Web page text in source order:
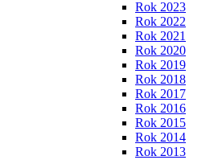
Rok 2023
Rok 2022
Rok 2021
Rok 2020
Rok 2019
Rok 2018
Rok 2017
Rok 2016
Rok 2015
Rok 2014
Rok 2013